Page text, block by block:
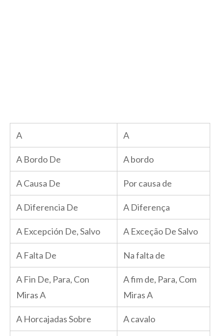
A A
A Bordo De A bordo
A Causa De Por causa de
A Diferencia De A Diferença
A Excepción De, Salvo A Exceção De Salvo
A Falta De Na falta de
A Fin De, Para, Con
Miras A
A fim de, Para, Com
Miras A
A Horcajadas Sobre A cavalo